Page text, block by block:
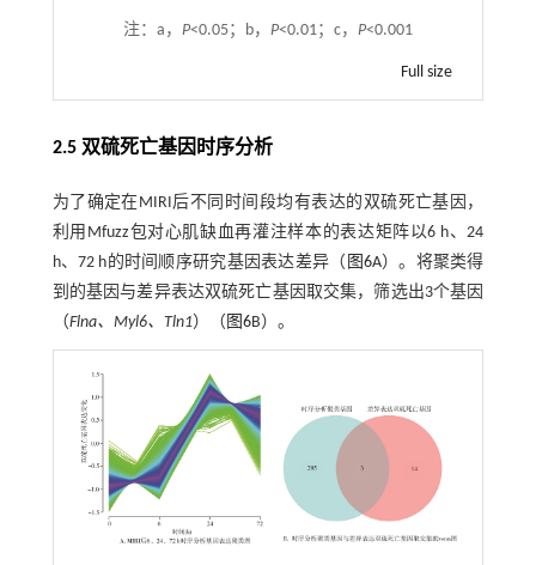
注： a， P<0.05；b， P<0.01；c， P<0.001
Full size
2.5 双硫死亡基因时序分析
为了确定在MIRI后不同时间段均有表达的双硫死亡基因，
利用Mfuzz包对心肌缺血再灌注样本的表达矩阵以6 h、24
h、72 h的时间顺序研究基因表达差异（ 图6A）。将聚类得
到的基因与差异表达双硫死亡基因取交集，筛选出3个基因
（Flna、Myl6、Tln1）（ 图6B）。